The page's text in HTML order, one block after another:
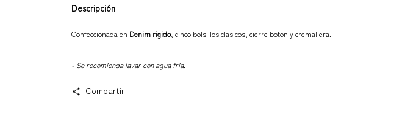
Descripción
Confeccionada en Denim rigido, cinco bolsillos clasicos, cierre boton y cremallera.
- Se recomienda lavar con agua fria.
Compartir